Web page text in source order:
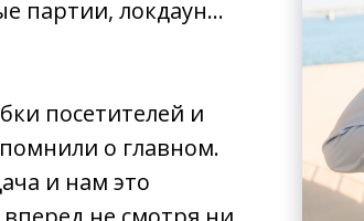
партии, локдаун...
посетителей и
о главном.
и нам это